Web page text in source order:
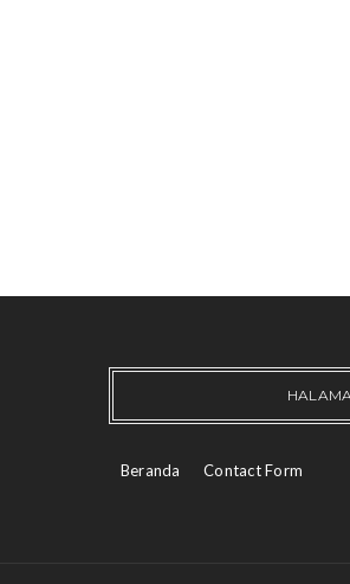
Beranda Contact Form